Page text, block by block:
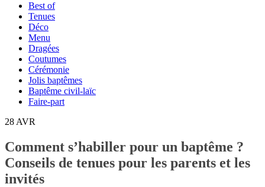
Best of
Tenues
Déco
Menu
Dragées
Coutumes
Cérémonie
Jolis baptêmes
Baptême civil-laïc
Faire-part
28 AVR
Comment s’habiller pour un baptême ?
Conseils de tenues pour les parents et les
invités